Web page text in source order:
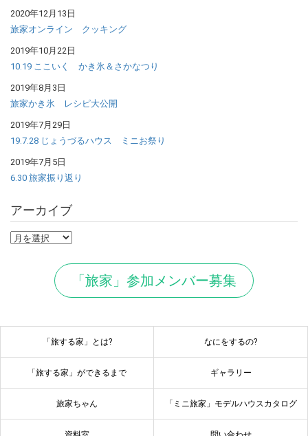
2020年12月13日
旅家オンライン クッキング
2019年10月22日
10.19 ここいく かき氷＆さかなつり
2019年8月3日
旅家かき氷 レシピ大公開
2019年7月29日
19.7.28 じょうづるハウス ミニお祭り
2019年7月5日
6.30 旅家振り返り
アーカイブ
ア
「旅家」参加メンバー募集
「旅する家」とは? なにをするの?
「旅する家」ができるまで ギャラリー
旅家ちゃん 「ミニ旅家」モデルハウスカタログ